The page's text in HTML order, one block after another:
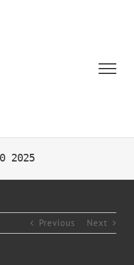
2025
Previous Next